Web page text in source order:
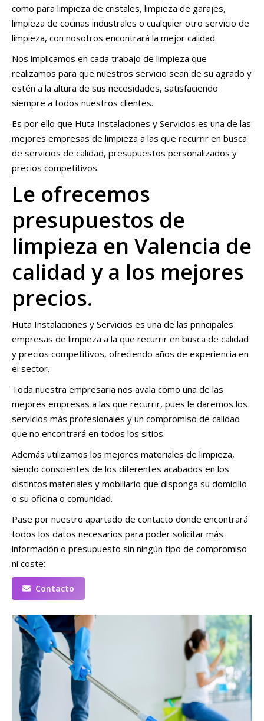
como para limpieza de cristales, limpieza de garajes,
limpieza de cocinas industrales o cualquier otro servicio de
limpieza, con nosotros encontrará la mejor calidad.
Nos implicamos en cada trabajo de limpieza que
realizamos para que nuestros servicio sean de su agrado y
estén a la altura de sus necesidades, satisfaciendo
siempre a todos nuestros clientes.
Es por ello que Huta Instalaciones y Servicios es una de las
mejores empresas de limpieza a las que recurrir en busca
de servicios de calidad, presupuestos personalizados y
precios competitivos.
Le ofrecemos
presupuestos de
limpieza en Valencia de
calidad y a los mejores
precios.
Huta Instalaciones y Servicios es una de las principales
empresas de limpieza a la que recurrir en busca de calidad
y precios competitivos, ofreciendo años de experiencia en
el sector.
Toda nuestra empresaria nos avala como una de las
mejores empresas a las que recurrir, pues le daremos los
servicios más profesionales y un compromiso de calidad
que no encontrará en todos los sitios.
Además utilizamos los mejores materiales de limpieza,
siendo conscientes de los diferentes acabados en los
distintos materiales y mobiliario que disponga su domicilio
o su oficina o comunidad.
Pase por nuestro apartado de contacto donde encontrará
todos los datos necesarios para poder solicitar más
información o presupuesto sin ningún tipo de compromiso
ni coste:
Contacto